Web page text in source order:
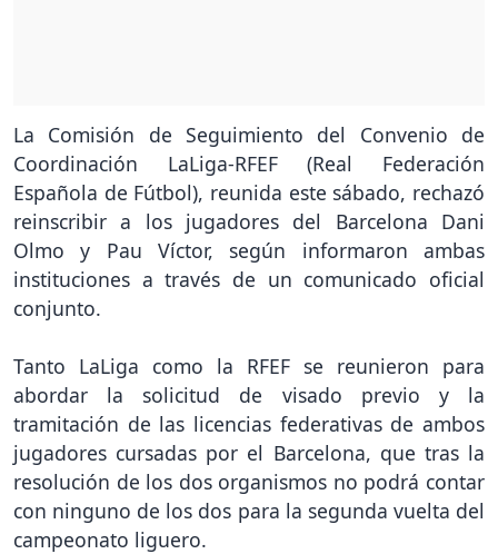
La Comisión de Seguimiento del Convenio de
Coordinación LaLiga-RFEF (Real Federación
Española de Fútbol), reunida este sábado, rechazó
reinscribir a los jugadores del Barcelona Dani
Olmo y Pau Víctor, según informaron ambas
instituciones a través de un comunicado oficial
conjunto.
Tanto LaLiga como la RFEF se reunieron para
abordar la solicitud de visado previo y la
tramitación de las licencias federativas de ambos
jugadores cursadas por el Barcelona, que tras la
resolución de los dos organismos no podrá contar
con ninguno de los dos para la segunda vuelta del
campeonato liguero.